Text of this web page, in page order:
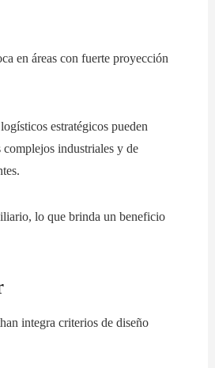
en áreas con fuerte proyección
estratégicos pueden
complejos industriales y de
lo que brinda un beneficio
integra criterios de diseño